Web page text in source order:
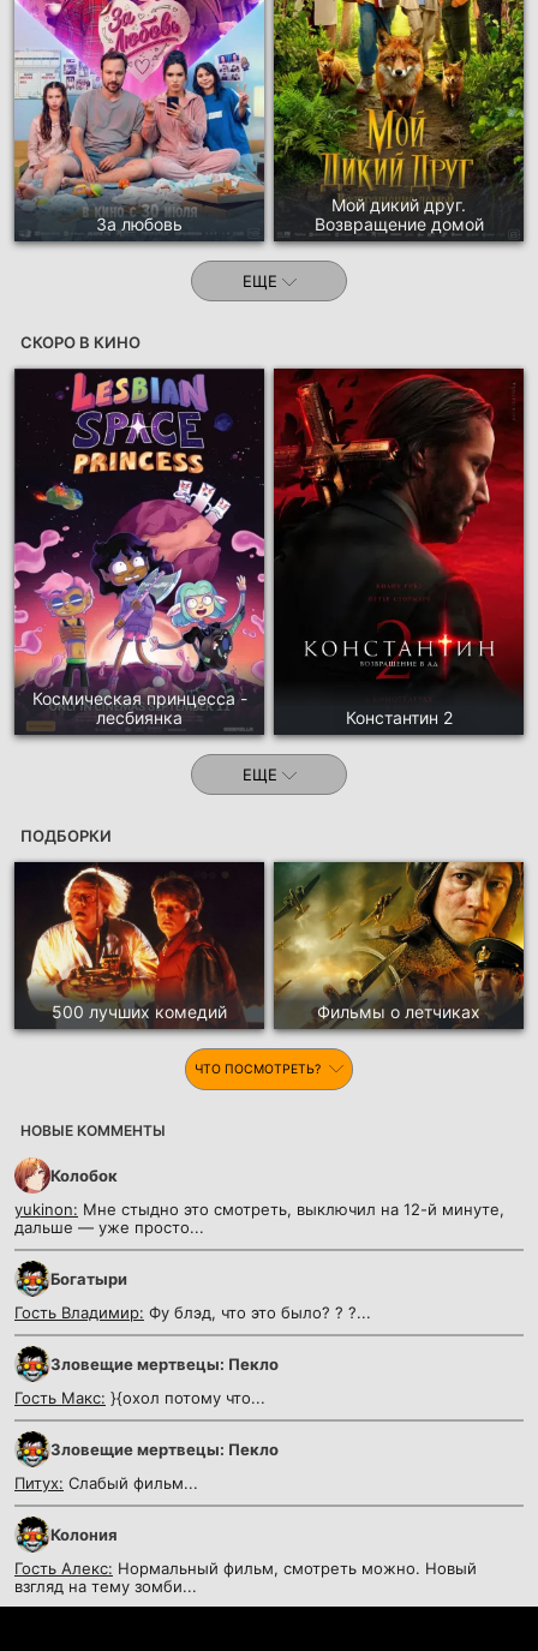
За любовь
Мой дикий друг.
Возвращение домой
ЕЩЕ
СКОРО В КИНО
Космическая принцесса -
лесбиянка
Константин 2
ЕЩЕ
ПОДБОРКИ
500 лучших комедий Фильмы о летчиках
ЧТО ПОСМОТРЕТЬ?
НОВЫЕ КОММЕНТЫ
Колобок
yukinon: Мне стыдно это смотреть, выключил на 12-й минуте,
дальше — уже просто...
Богатыри
Гость Владимир: Фу блэд, что это было? ? ?...
Зловещие мертвецы: Пекло
Гость Макс: }{охол потому что...
Зловещие мертвецы: Пекло
Питух: Слабый фильм...
Колония
Гость Алекс: Нормальный фильм, смотреть можно. Новый
взгляд на тему зомби...